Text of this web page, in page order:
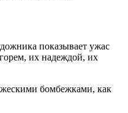
показывает ужас
их надеждой, их
бомбежками, как